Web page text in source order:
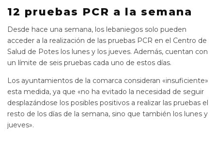
12 pruebas PCR a la semana
Desde hace una semana, los lebaniegos solo pueden
acceder a la realización de las pruebas PCR en el Centro de
Salud de Potes los lunes y los jueves. Además, cuentan con
un límite de seis pruebas cada uno de estos días.
Los ayuntamientos de la comarca consideran «insuficiente»
esta medida, ya que «no ha evitado la necesidad de seguir
desplazándose los posibles positivos a realizar las pruebas el
resto de los días de la semana, sino que también los lunes y
jueves».